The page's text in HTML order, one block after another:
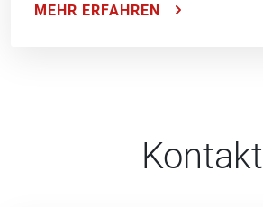
MEHR ERFAHREN
Kontakt